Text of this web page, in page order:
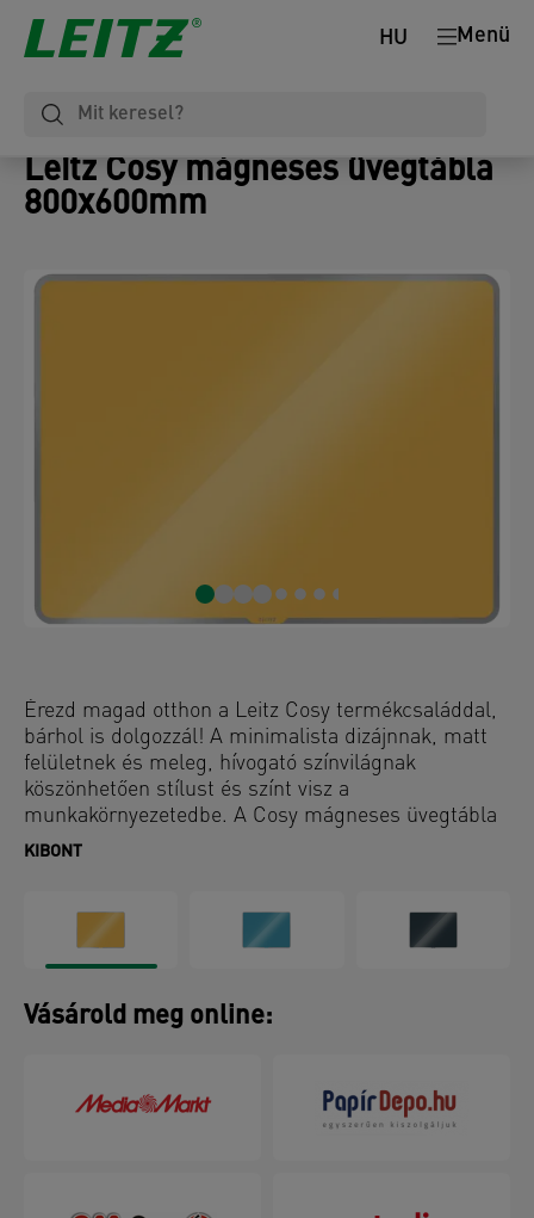
Menü
HU
Leitz Cosy mágneses üvegtábla
800x600mm
Érezd magad otthon a Leitz Cosy termékcsaláddal,
bárhol is dolgozzál! A minimalista dizájnnak, matt
felületnek és meleg, hívogató színvilágnak
köszönhetően stílust és színt visz a
munkakörnyezetedbe. A Cosy mágneses üvegtábla
egy praktikus eszköz emlékeztetők készítéséhez,
kezdheted előröl. Ez a prémium mágneses,
szárazon törölhető üvegtábla pozitív hangulatú,
hatékony munkakörnyezet biztosít, így tökéletes
kiegészítője otthonodnak vagy irodádnak.
KIBONT
Vásárold meg online: